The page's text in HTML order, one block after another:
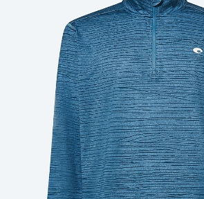
Precio: Sin cargo
Cantidad: